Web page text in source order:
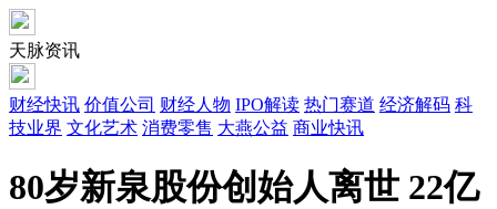
天脉资讯
财经快讯 价值公司 财经人物 IPO解读 热门赛道 经济解码 科
技业界 文化艺术 消费零售 大燕公益 商业快讯
80岁新泉股份创始人离世 22亿